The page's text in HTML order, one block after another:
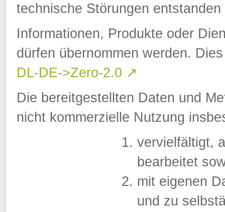
technische Störungen
Informationen, Produkte oder
dürfen übernommen werden.
DL-DE->Zero-2.0 ↗
Die bereitgestellten Daten und
nicht kommerzielle Nutzung
vervielfältigt,
bearbeitet
mit eigenen
und zu